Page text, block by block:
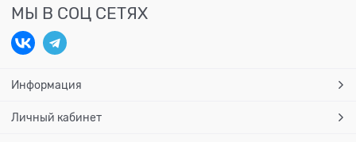
МЫ В СОЦ СЕТЯХ
Информация
Личный кабинет